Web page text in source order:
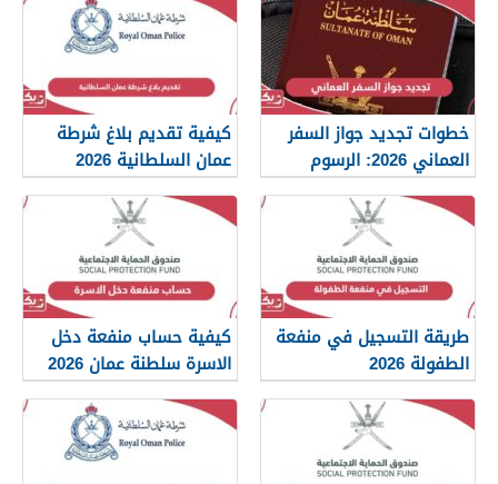
خطوات تجديد جواز السفر
العماني 2026: الرسوم
والمستندات المطلوبة
كيفية تقديم بلاغ شرطة
عمان السلطانية 2026
طريقة التسجيل في منفعة
الطفولة 2026
كيفية حساب منفعة دخل
الاسرة سلطنة عمان 2026